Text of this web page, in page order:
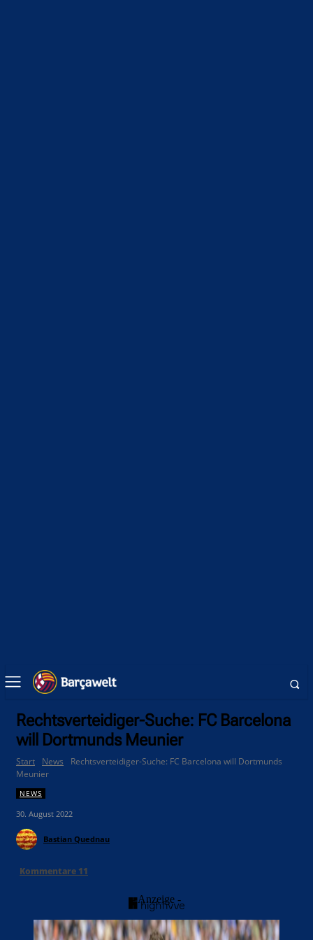
Rechtsverteidiger-Suche: FC Barcelona
will Dortmunds Meunier
Start News
Rechtsverteidiger-Suche: FC Barcelona will Dortmunds
Meunier
NEWS
30. August 2022
Bastian Quednau
Kommentare 11
- Anzeige -